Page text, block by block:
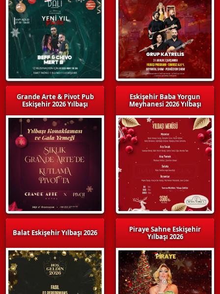
Grande Arte & Pivot Pub
Eskişehir 2026 Yılbaşı
Balat Eskişehir Yılbaşı 2026
Eskişehir Baba Yorgun
Meyhanesi 2026 Yılbaşı
Piraye Sahne Eskişehir
Yılbaşı 2026